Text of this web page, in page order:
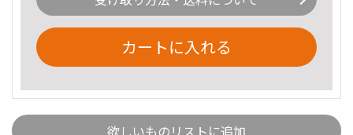
カートに入れる
欲しいものリストに追加